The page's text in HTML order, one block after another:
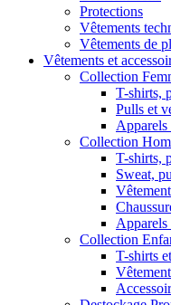
Protections
Vêtements
Vêtements de
Vêtements et
Collection
T-shirts,
Pulls et
Apparels
Collection
T-shirts,
Sweat,
Apparels
Collection
T-shirts